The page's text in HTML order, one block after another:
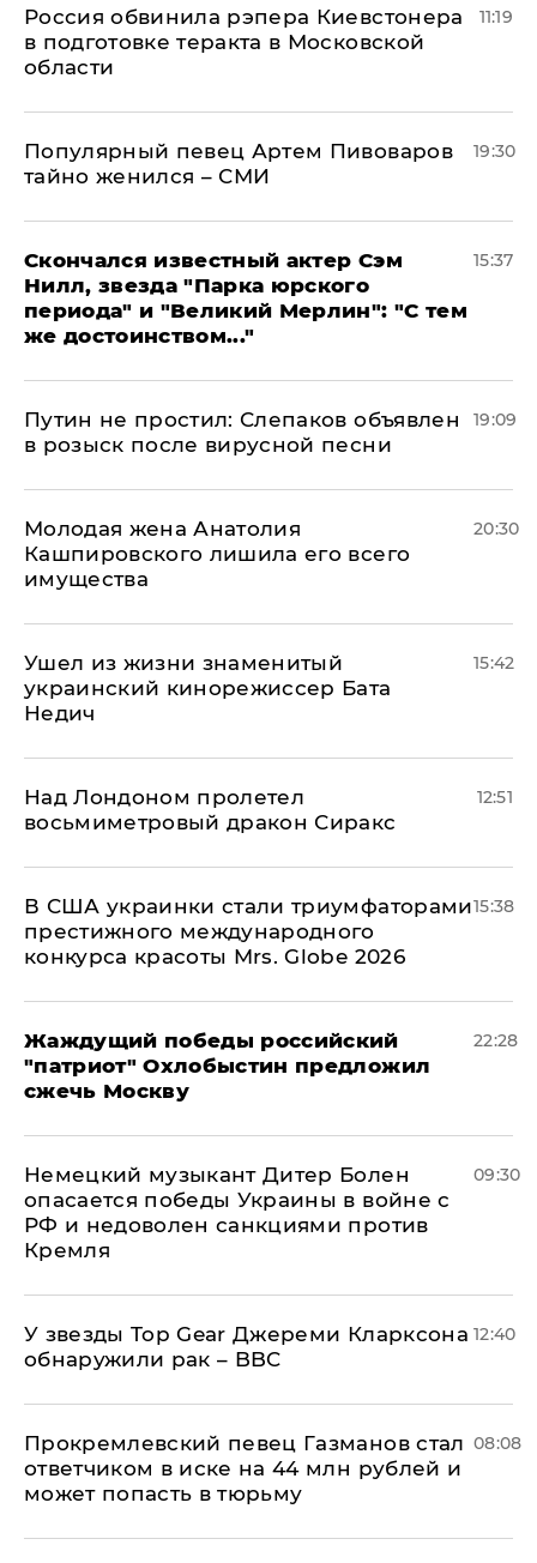
Россия обвинила рэпера Киевстонера
в подготовке теракта в Московской
области
11:19
Популярный певец Артем Пивоваров
тайно женился – СМИ
19:30
Скончался известный актер Сэм
Нилл, звезда "Парка юрского
периода" и "Великий Мерлин": "С тем
же достоинством..."
15:37
Путин не простил: Слепаков объявлен
в розыск после вирусной песни
19:09
Молодая жена Анатолия
Кашпировского лишила его всего
имущества
20:30
Ушел из жизни знаменитый
украинский кинорежиссер Бата
Недич
15:42
Над Лондоном пролетел
восьмиметровый дракон Сиракс
12:51
В США украинки стали триумфаторами
престижного международного
конкурса красоты Mrs. Globe 2026
15:38
Жаждущий победы российский
"патриот" Охлобыстин предложил
сжечь Москву
22:28
Немецкий музыкант Дитер Болен
опасается победы Украины в войне с
РФ и недоволен санкциями против
Кремля
09:30
У звезды Top Gear Джереми Кларксона
обнаружили рак – BBC
12:40
Прокремлевский певец Газманов стал
ответчиком в иске на 44 млн рублей и
может попасть в тюрьму
08:08